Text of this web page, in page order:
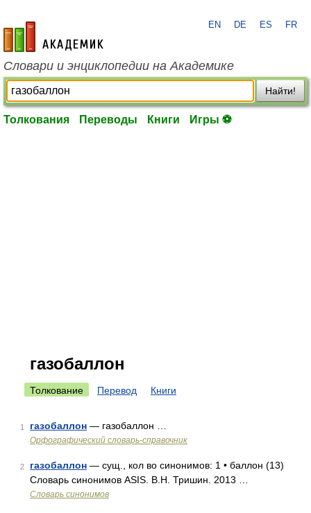
academic.ru
EN DE ES FR
Словари и энциклопедии на Академике
Найти!
Толкования Переводы Книги Игры ⚽
газобаллон
Толкование Перевод Книги
1 газобаллон — газобаллон …
Орфографический словарь-справочник
2 газобаллон — сущ., кол во синонимов: 1 • баллон (13)
Словарь синонимов ASIS. В.Н. Тришин. 2013 …
Словарь синонимов